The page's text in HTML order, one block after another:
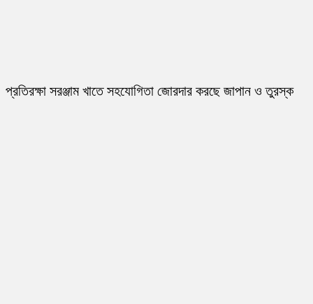
প্রতিরক্ষা সরঞ্জাম খাতে সহযোগিতা জোরদার করছে জাপান ও তুরস্ক